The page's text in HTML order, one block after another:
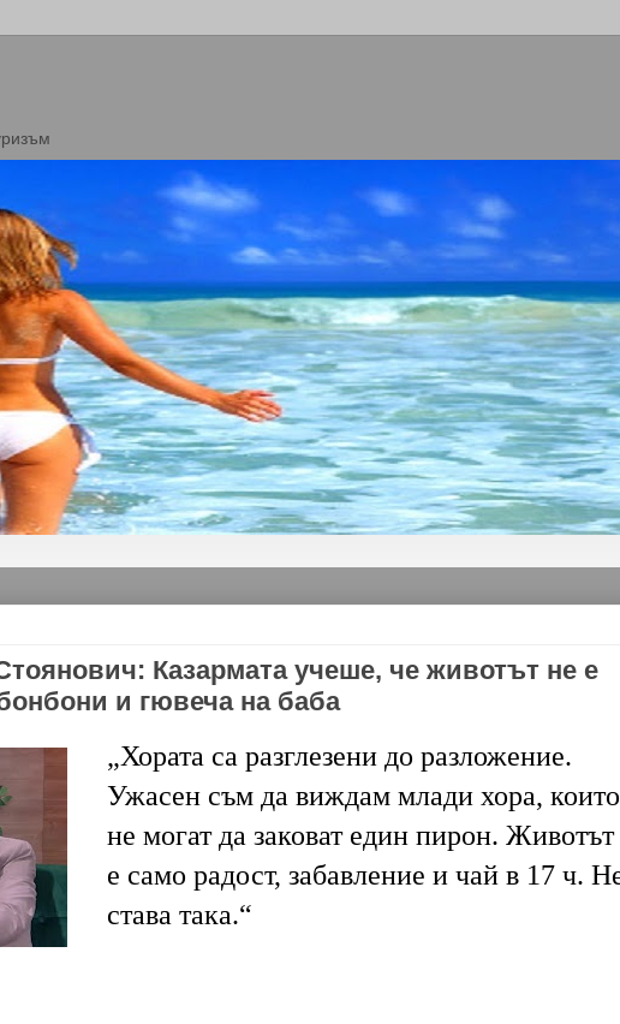
Казармата учеше, че животът не е
и гювеча на баба
„Хората са разглезени до разложение.
Ужасен съм да виждам млади хора, които
не могат да заковат един пирон. Животът
е само радост, забавление и чай в 17 ч.
става така.“